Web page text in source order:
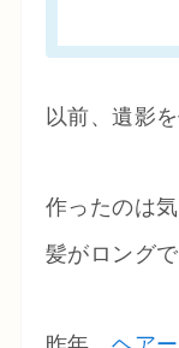
以前、遺影
作ったのは
髪がロングで